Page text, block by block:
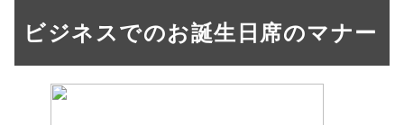
ビジネスでのお誕生日席のマナー